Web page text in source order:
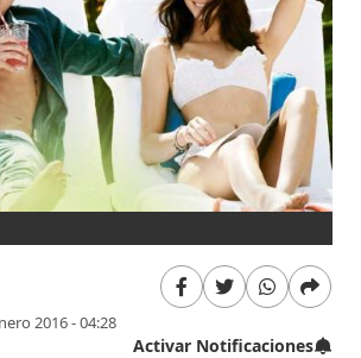
2016 - 04:28
Activar Notificaciones